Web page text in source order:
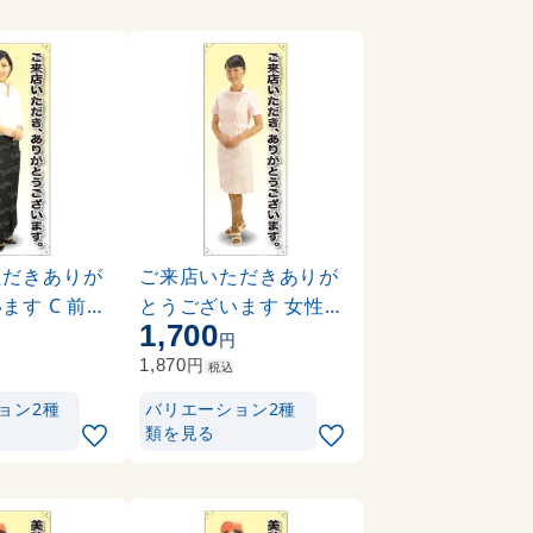
きありが
す C 前掛
ー 素材:
手生地) (
ン2種
ご来店いただきありが
とうございます 女性白
衣 等身大バナー 素材:
ポンジ(薄手生地) (622
1,700円
1,870円 税込
バリエーション2種
類を見る